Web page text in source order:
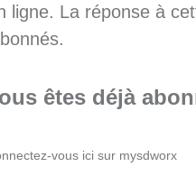
ligne. La réponse à
êtes déjà
vous ici sur mysdworx